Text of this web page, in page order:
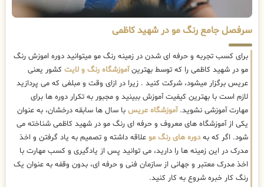
سرفصل جامع رنگ مو در شهید کاظمی
برای کسب تجربه و حرفه ای شدن در زمینه رنگ مو میتوانید دوره اموزش رنگ
مو در شهید کاظمی را که توسط بهترینآموزشگاه رنگ و لایت کشور یعنی
عریس برگزار میشود، شرکت کنید . زیرا در ازای وقت و مبلغی که می پردازید
لازم است با بهترین کیفیت آموزش ببینید و مجبور به تکرار دوره ها برای
مهارت آموزشی نشوید.آموزشگاه عریس با سال ها سابقه درخشان، به عنوان
یکی از آموزشگاه های معروف و حرفه ای رنگ مو در شهید کاظمی شناخته می
شود. اگر که بهدوره های رنگ مو علاقه داشته و تصمیم به یاد گرفتن و اخذ
مدرک در این زمینه ها را دارید، می توانید پس از یادگیری و کسب مهارت با
اخذ مدرک معتبر و جهانی از سازمان فنی و حرفه ای، بدون وقفه به عنوان یک
رنگ کار خبره شروع به کار کنید.